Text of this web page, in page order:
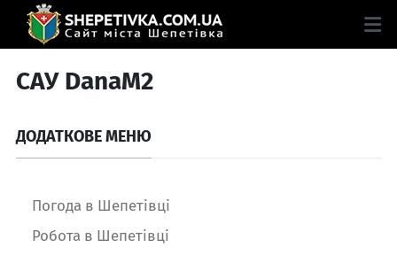
САУ DanaM2
ДОДАТКОВЕ МЕНЮ
Погода в Шепетівці
Робота в Шепетівці